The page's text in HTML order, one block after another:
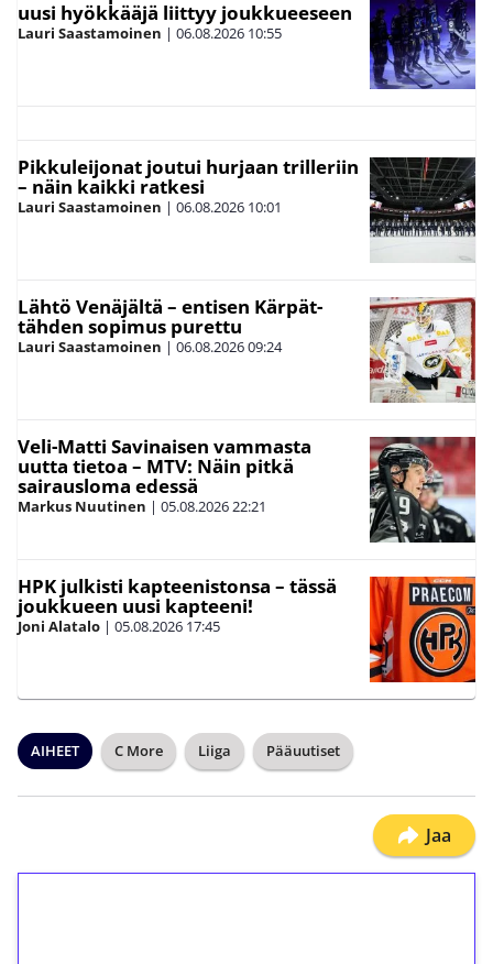
uusi hyökkääjä liittyy joukkueeseen
Lauri Saastamoinen | 06.08.2026 10:55
Pikkuleijonat joutui hurjaan trilleriin
– näin kaikki ratkesi
Lauri Saastamoinen | 06.08.2026 10:01
Lähtö Venäjältä – entisen Kärpät-
tähden sopimus purettu
Lauri Saastamoinen | 06.08.202609:24
Veli-Matti Savinaisen vammasta
uutta tietoa – MTV: Näin pitkä
sairausloma edessä
Markus Nuutinen | 05.08.202622:21
HPK julkisti kapteenistonsa – tässä
joukkueen uusi kapteeni!
Joni Alatalo | 05.08.2026 17:45
AIHEET C More Liiga Pääuutiset
Jaa